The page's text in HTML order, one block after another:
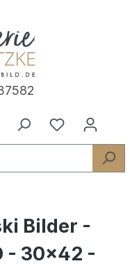
Bilder -
- 30x42 -